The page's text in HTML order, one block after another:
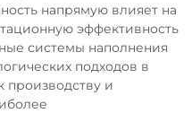
напрямую влияет на
эффективность
системы наполнения
подходов в
производству и